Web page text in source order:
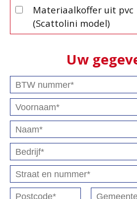
Materiaalkoffer uit pvc
(Scattolini model)
Uw